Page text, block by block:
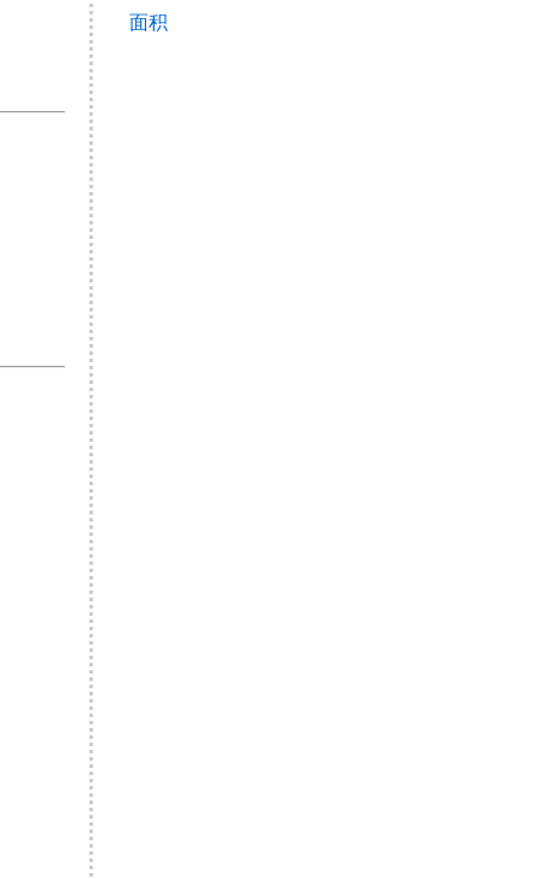
面积